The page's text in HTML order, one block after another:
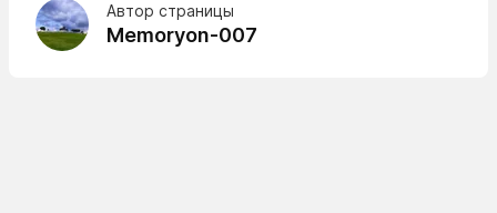
Автор страницы
Memoryon-007